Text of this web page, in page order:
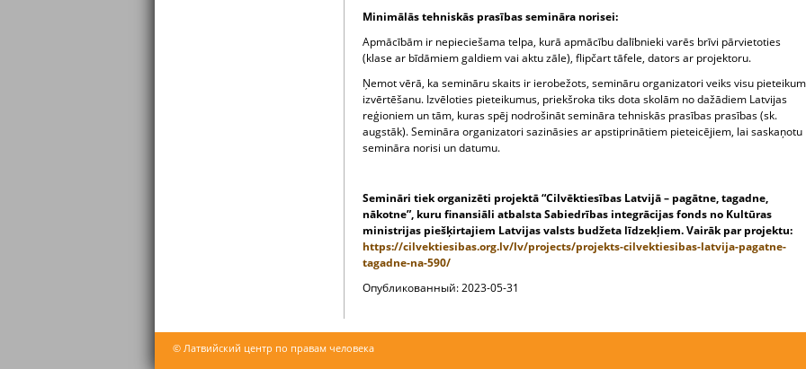
Minimālās tehniskās prasības semināra norisei:
Apmācībām ir nepieciešama telpa, kurā apmācību dalībnieki varēs brīvi pārvietoties
(klase ar bīdāmiem galdiem vai aktu zāle), flipčart tāfele, dators ar projektoru.
Ņemot vērā, ka semināru skaits ir ierobežots, semināru organizatori veiks visu
izvērtēšanu. Izvēloties pieteikumus, priekšroka tiks dota skolām no dažādiem Latvijas
reģioniem un tām, kuras spēj nodrošināt semināra tehniskās prasības prasības (sk.
augstāk). Semināra organizatori sazināsies ar apstiprinātiem pieteicējiem, lai saskaņotu
semināra norisi un datumu.
Semināri tiek organizēti projektā “Cilvēktiesības Latvijā – pagātne, tagadne,
nākotne”, kuru finansiāli atbalsta Sabiedrības integrācijas fonds no Kultūras
ministrijas piešķirtajiem Latvijas valsts budžeta līdzekļiem.Vairāk par projektu:
https://cilvektiesibas.org.lv/lv/projects/projekts-cilvektiesibas-latvija-pagatne-
tagadne-na-590/
Oпубликованный: 2023-05-31
© Латвийский центр по правам человека